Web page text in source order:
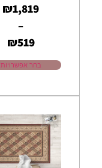
₪519
–
₪1,819
בחר אפשרויות